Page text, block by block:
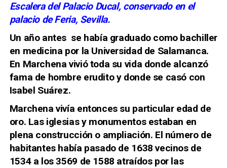
Escalera del Palacio Ducal, conservado en el
palacio de Feria, Sevilla.
Un año antes se había graduado como bachiller
en medicina por la Universidad de Salamanca.
En Marchena vivió toda su vida donde alcanzó
fama de hombre erudito y donde se casó con
Isabel Suárez.
Marchena vivía entonces su particular edad de
oro. Las iglesias y monumentos estaban en
plena construcción o ampliación. El número de
habitantes había pasado de 1638 vecinos de
1534 a los 3569 de 1588 atraídos por las